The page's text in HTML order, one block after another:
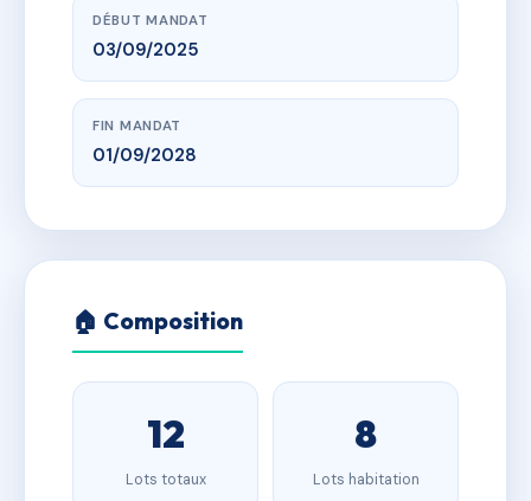
DÉBUT MANDAT
03/09/2025
FIN MANDAT
01/09/2028
🏠 Composition
12
Lots totaux
8
Lots habitation